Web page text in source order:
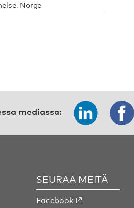
Norge
mediassa:
SEURAA MEITÄ
Facebook